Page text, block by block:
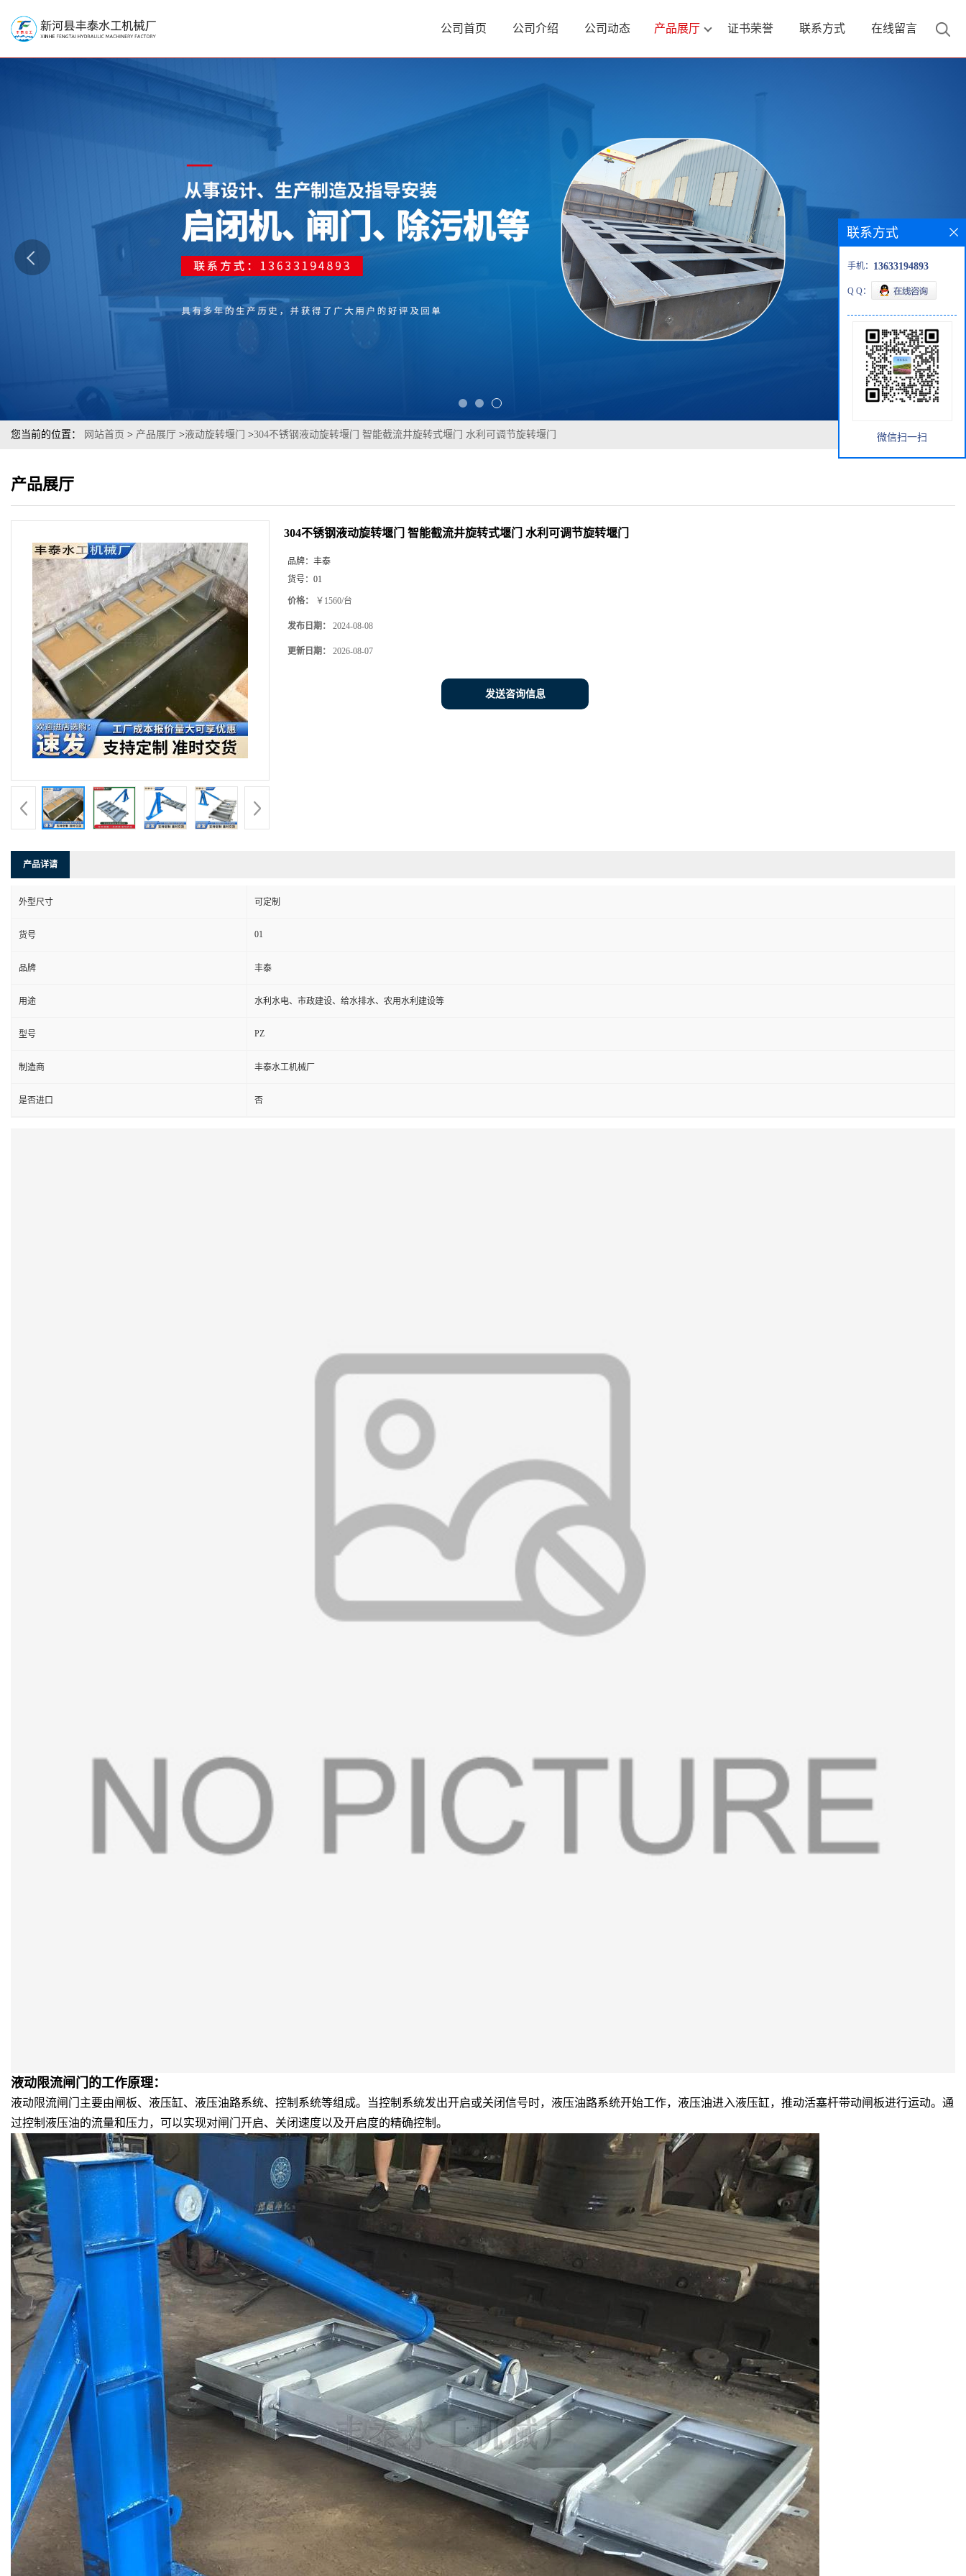
公司首页 公司介绍 公司动态 产品展厅 证书荣誉 联系方式 在线留言
您当前的位置： 网站首页 > 产品展厅 >液动旋转堰门 >304不锈钢液动旋转堰门 智能截流井旋转式堰门 水利可调节旋转堰门
产品展厅
304不锈钢液动旋转堰门 智能截流井旋转式堰门 水利可调节旋转堰门
品牌： 丰泰
货号： 01
价格： ￥1560/台
发布日期： 2024-08-08
更新日期： 2026-08-07
发送咨询信息
产品详请
外型尺寸 可定制
货号 01
品牌 丰泰
用途 水利水电、市政建设、给水排水、农用水利建设等
型号 PZ
制造商 丰泰水工机械厂
是否进口 否
液动限流闸门的工作原理：
液动限流闸门主要由闸板、液压缸、液压油路系统、控制系统等组成。当控制系统发出开启或关闭信号时，液压油路系统开始工作，液压油进入液压缸，推动活塞杆带动闸板进行运动。通
过控制液压油的流量和压力，可以实现对闸门开启、关闭速度以及开启度的精确控制。
联系方式
手机： 13633194893
Q Q：
微信扫一扫